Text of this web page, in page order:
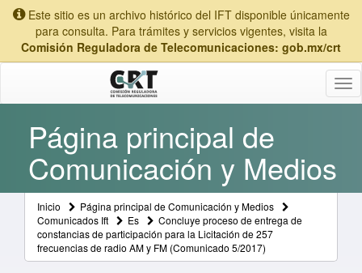
Este sitio es un archivo histórico del IFT disponible únicamente
para consulta. Para trámites y servicios vigentes, visita la
Comisión Reguladora de Telecomunicaciones: gob.mx/crt
Página principal de
Comunicación y Medios
Inicio
Página principal de Comunicación y Medios
Comunicados Ift
Es
Concluye proceso de entrega de
constancias de participación para la Licitación de 257
frecuencias de radio AM y FM (Comunicado 5/2017)